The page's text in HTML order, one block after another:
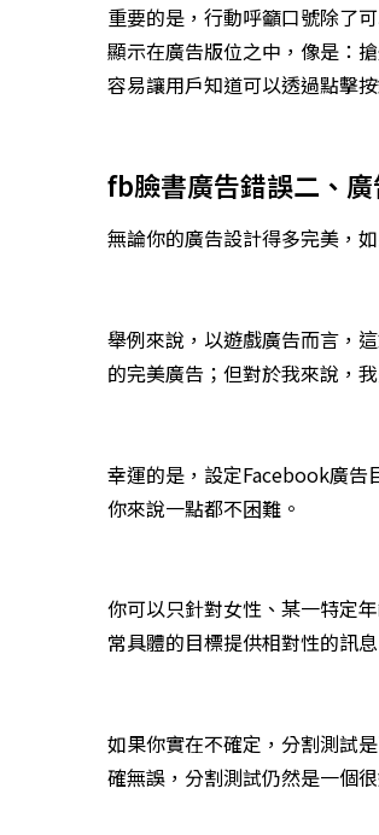
重要的是，行動呼籲口號除了
顯示在廣告版位之中，像是：
容易讓用戶知道可以透過點擊
fb臉書廣告錯誤二、
無論你的廣告設計得多完美，
舉例來說，以遊戲廣告而言，
的完美廣告；但對於我來說，
幸運的是，設定Facebook廣告
你來說一點都不困難。
你可以只針對女性、某一特定
常具體的目標提供相對性的訊
如果你實在不確定，分割測試
確無誤，分割測試仍然是一個